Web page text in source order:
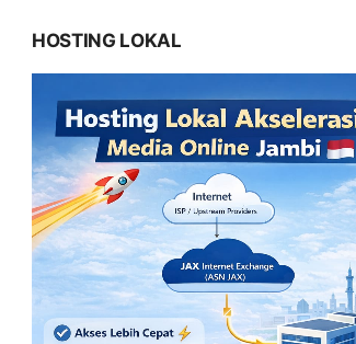
HOSTING LOKAL